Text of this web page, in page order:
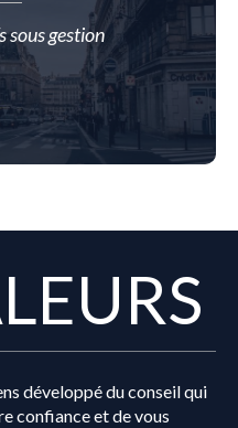
sous gestion
développé du conseil qui
confiance et de vous